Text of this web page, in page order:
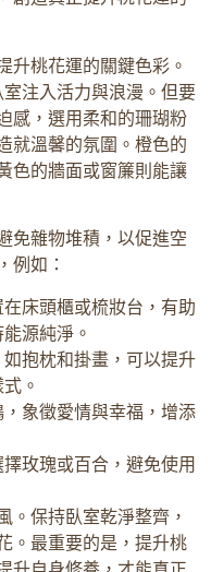
升桃花運的關鍵色彩。
注入活力與浪漫。但要
感，選用柔和的珊瑚粉
就溫馨的氛圍。橙色的
色的牆面或窗簾則能讓
免雜物堆積，以促進空
例如：
床頭櫃或梳妝台，有助
源純淨。
抱枕和掛畫，可以提升
。
象徵愛情與幸福，增添
玫瑰或百合，避免使用
。保持臥室乾淨整齊，
。最重要的是，提升桃